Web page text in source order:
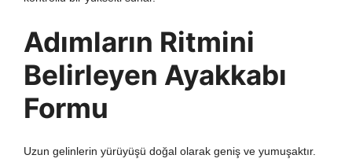
Adımların Ritmini
Belirleyen Ayakkabı
Formu
Uzun gelinlerin yürüyüşü doğal olarak geniş ve yumuşaktır.